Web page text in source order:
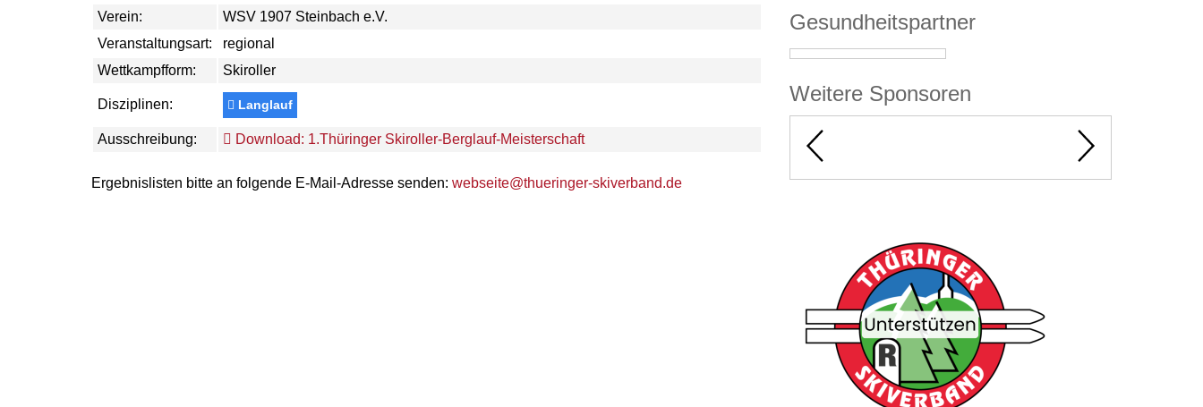
Verein:
WSV 1907 Steinbach e.V.
Veranstaltungsart:
regional
Wettkampfform:
Skiroller
Disziplinen: Langlauf
Ausschreibung: Download: 1.Thüringer Skiroller-Berglauf-Meisterschaft
Ergebnislisten bitte an folgende E-Mail-Adresse senden: webseite@thueringer-skiverband.de
Gesundheitspartner
Weitere Sponsoren